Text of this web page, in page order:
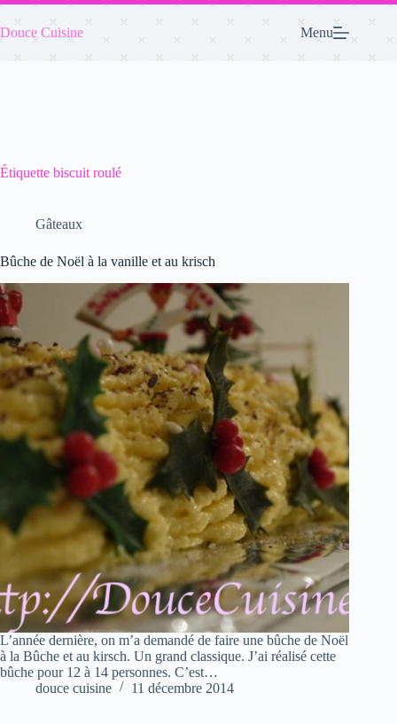
Passer
contenu
Douce Cuisine Menu
Étiquette biscuit roulé
Gâteaux
Bûche de Noël à la vanille et au krisch
L’année dernière, on m’a demandé de faire une bûche de Noël
à la Bûche et au kirsch. Un grand classique. J’ai réalisé cette
bûche pour 12 à 14 personnes. C’est…
douce cuisine
11 décembre 2014